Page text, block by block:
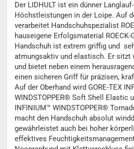
Der LIDHULT ist ein dünner
Höchstleistungen in der Loipe. Auf
verarbeitet Handschuhspezialist
hauseigene Erfolgsmaterial ROECK-
Handschuh ist extrem griffig und
atmungsaktiv und elastisch. Er sitzt
und bietet neben einem
einen sicheren Griff für präzisen,
Auf der Oberhand wird GORE-TEX
WINDSTOPPER® Soft Shell Elastic
INFINIUM™ WINDSTOPPER®
macht den Handschuh absolut
gewährleistet auch bei hoher
effektives